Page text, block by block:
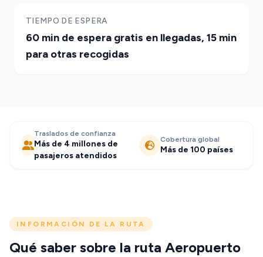
TIEMPO DE ESPERA
60 min de espera gratis en llegadas, 15 min
para otras recogidas
Traslados de confianza
Más de 4 millones de
pasajeros atendidos
Cobertura global
Más de 100 países
INFORMACIÓN DE LA RUTA
Qué saber sobre la ruta Aeropuerto